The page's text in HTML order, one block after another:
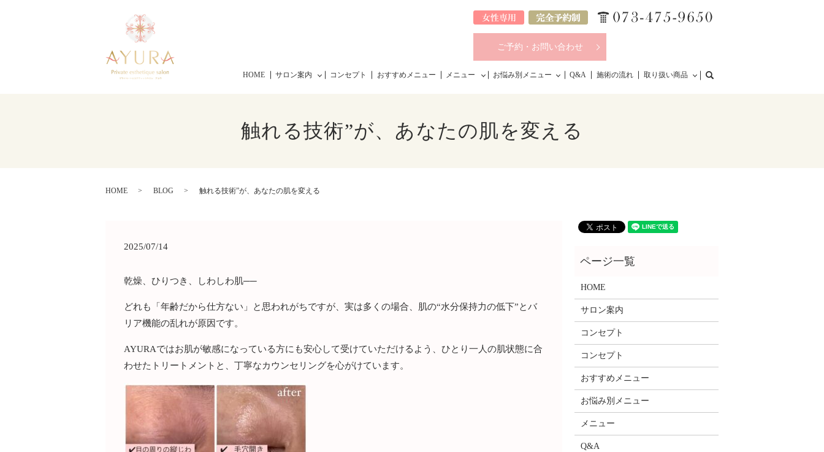
HOME サロン案内 コンセプト おすすめメニュー メニュー お悩み別メニュー Q&A 施術の流れ 取り扱い商品
ご予約・お問い合わせ
触れる技術”が、あなたの肌を変える
HOME BLOG 触れる技術”が、あなたの肌を変える
2025/07/14
乾燥、ひりつき、しわしわ肌──
どれも「年齢だから仕方ない」と思われがちですが、実は多くの場合、肌の“水分保持力の低下”とバ
リア機能の乱れが原因です。
AYURAではお肌が敏感になっている方にも安心して受けていただけるよう、ひとり一人の肌状態に合
わせたトリートメントと、丁寧なカウンセリングを心がけています。
HOME
サロン案内
コンセプト
コンセプト
おすすめメニュー
お悩み別メニュー
メニュー
Q&A